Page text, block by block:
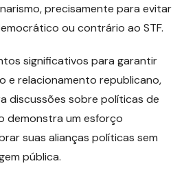
precisamente para evitar
ou contrário ao STF.
significativos para garantir
e relacionamento republicano,
discussões sobre políticas de
demonstra um esforço
suas alianças políticas sem
pública.